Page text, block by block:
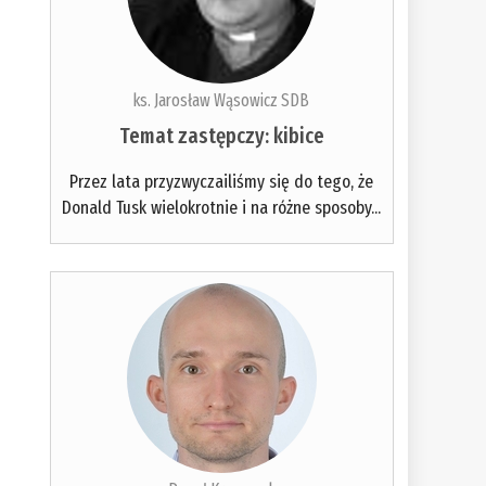
ks. Jarosław Wąsowicz SDB
Temat zastępczy: kibice
Przez lata przyzwyczailiśmy się do tego, że
Donald Tusk wielokrotnie i na różne sposoby...